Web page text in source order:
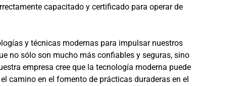
capacitado y certificado para operar de
y técnicas modernas para impulsar nuestros
no sólo son mucho más confiables y seguras, sino
empresa cree que la tecnología moderna puede
camino en el fomento de prácticas duraderas en el